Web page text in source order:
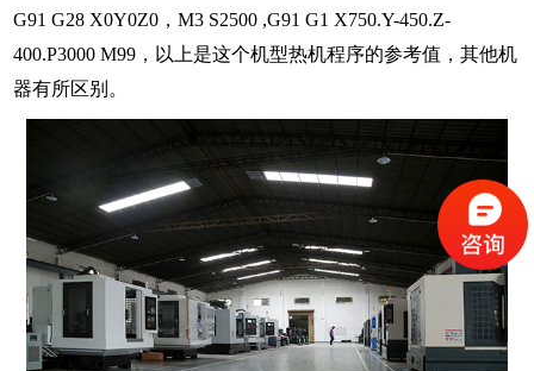
G91 G28 X0Y0Z0，M3 S2500 ,G91 G1 X750.Y-450.Z-
400.P3000 M99，以上是这个机型热机程序的参考值，其他机
器有所区别。